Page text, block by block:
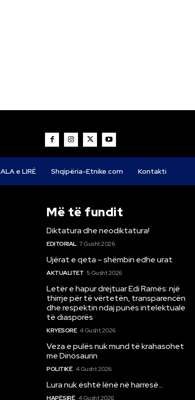
e LIRË Shqipëria-Etnike.com Kontakti
Më të fundit
Diktatura dhe neodiktatura!
EDITORIAL 7 Gusht 2026
Ujërat e qeta – shëmbin edhe urat
AKTUALITET 5 Gusht 2026
Letër e hapur drejtuar Edi Ramës: një
thirrje për të vërtetën, transparencën
dhe respektin ndaj punës intelektuale
të diasporës
KRYESORE 4 Gusht 2026
Veza e pulës nuk mund të krahasohet
me Dinosaurin
POLITIKË 4 Gusht 2026
Lura nuk është lënë në harresë…
HAPËSIRË 4 Gusht 2026